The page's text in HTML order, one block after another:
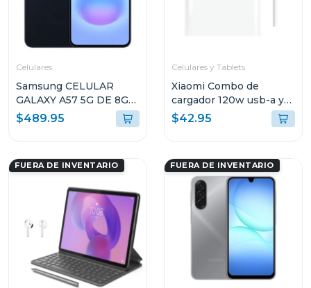
Celulares
Samsung CELULAR
GALAXY A57 5G DE 8GB
RAM Y 256GB
ALMACENAMIENTO
$489.95
Celulares y Tablets
Xiaomi Combo de
cargador 120w usb-a y
cable de carga usb-c
mdy13
$42.95
FUERA DE INVENTARIO FUERA DE INVENTARIO